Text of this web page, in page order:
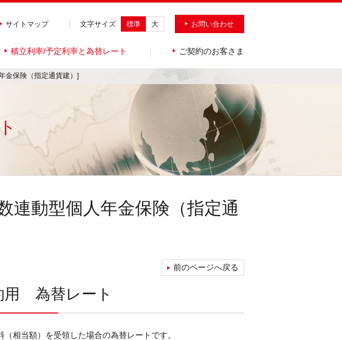
サイトマップ 文字サイズ 標準 大 お問い合わせ
積立利率/予定利率と為替レート ご契約のお客さま
金保険（指定通貨建）]
連動型個人年金保険（指定通
前のページへ戻る
用 為替レート
（相当額）を受領した場合の為替レートです。